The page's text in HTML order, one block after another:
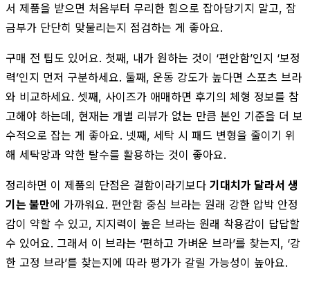
서 제품을 받으면 처음부터 무리한 힘으로 잡아당기지 말고, 잠
금부가 단단히 맞물리는지 점검하는 게 좋아요.
구매 전 팁도 있어요. 첫째, 내가 원하는 것이 ‘편안함’인지 ‘보정
력’인지 먼저 구분하세요. 둘째, 운동 강도가 높다면 스포츠 브라
와 비교하세요. 셋째, 사이즈가 애매하면 후기의 체형 정보를 참
고해야 하는데, 현재는 개별 리뷰가 없는 만큼 본인 기준을 더 보
수적으로 잡는 게 좋아요. 넷째, 세탁 시 패드 변형을 줄이기 위
해 세탁망과 약한 탈수를 활용하는 것이 좋아요.
정리하면 이 제품의 단점은 결함이라기보다 기대치가 달라서 생
기는 불만에 가까워요. 편안함 중심 브라는 원래 강한 압박 안정
감이 약할 수 있고, 지지력이 높은 브라는 원래 착용감이 답답할
수 있어요. 그래서 이 브라는 ‘편하고 가벼운 브라’를 찾는지, ‘강
한 고정 브라’를 찾는지에 따라 평가가 갈릴 가능성이 높아요.